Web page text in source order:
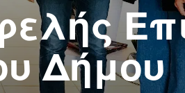
Δήμου